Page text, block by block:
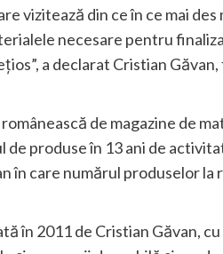
vizitează din ce în ce mai
necesare pentru
a declarat Cristian
de magazine de
produse în 13 ani de
în care numărul produselor
în 2011 de Cristian Găvan,